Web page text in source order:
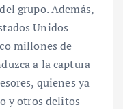
grupo. Además,
Unidos
millones de
a la captura
quienes ya
y otros delitos